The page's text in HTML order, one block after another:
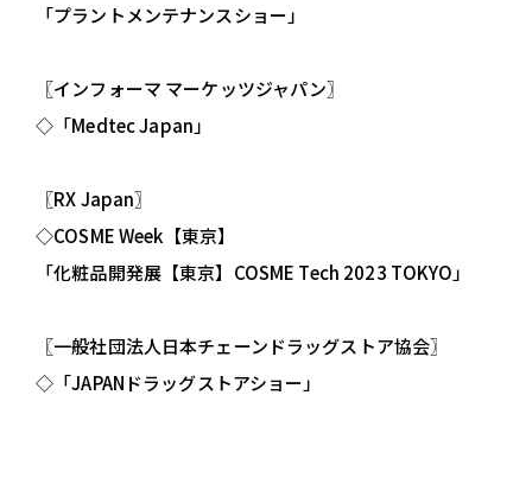
「プラントメンテナンスショー」
〖インフォーマ マーケッツジャパン〗
◇「Medtec Japan」
〖RX Japan〗
◇COSME Week【東京】
「化粧品開発展【東京】COSME Tech 2023 TOKYO」
〖一般社団法人日本チェーンドラッグストア協会〗
◇「JAPANドラッグストアショー」